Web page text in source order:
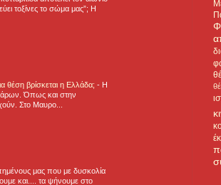
τοξίνες το σώμα μας”; Η
θέση βρίσκεται η Ελλάδα; - Η
Όπως και στην
Στο Μαυρο...
μας που με δυσκολία
και.... τα ψήνουμε στο